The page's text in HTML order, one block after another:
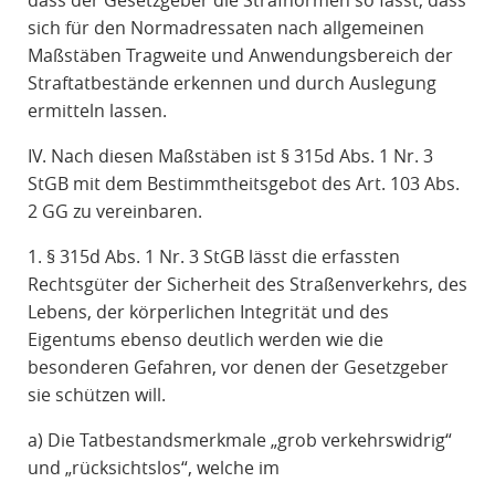
sich für den Normadressaten nach allgemeinen
Maßstäben Tragweite und Anwendungsbereich der
Straftatbestände erkennen und durch Auslegung
ermitteln lassen.
IV. Nach diesen Maßstäben ist § 315d Abs. 1 Nr. 3
StGB mit dem Bestimmtheitsgebot des Art. 103 Abs.
2 GG zu vereinbaren.
1. § 315d Abs. 1 Nr. 3 StGB lässt die erfassten
Rechtsgüter der Sicherheit des Straßenverkehrs, des
Lebens, der körperlichen Integrität und des
Eigentums ebenso deutlich werden wie die
besonderen Gefahren, vor denen der Gesetzgeber
sie schützen will.
a) Die Tatbestandsmerkmale „grob verkehrswidrig“
und „rücksichtslos“, welche im